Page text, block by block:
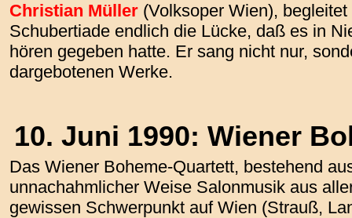
Christian Müller (Volksoper Wien),
Schubertiade endlich die Lücke, daß es in
hören gegeben hatte. Er sang nicht nur,
dargebotenen Werke.
10. Juni 1990: Wiener
Das Wiener Boheme-Quartett, bestehend
unnachahmlicher Weise Salonmusik aus
gewissen Schwerpunkt auf Wien (Strauß,